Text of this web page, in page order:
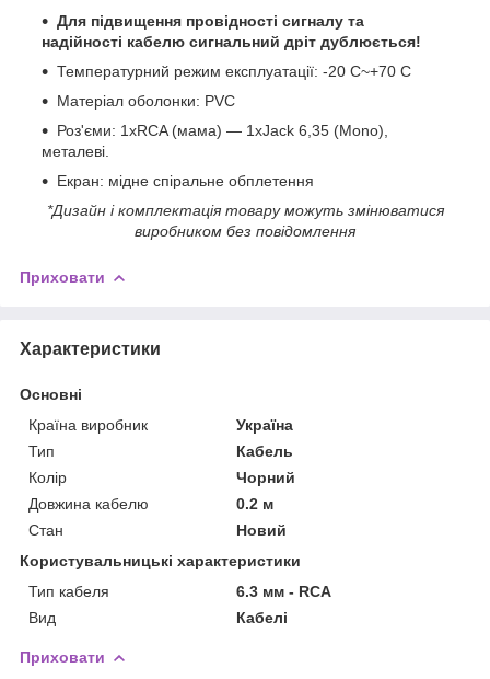
Для підвищення провідності сигналу та
надійності кабелю сигнальний дріт дублюється!
Температурний режим експлуатації: -20 С~+70 С
Матеріал оболонки: PVC
Роз'єми: 1xRCA (мама) — 1xJack 6,35 (Mono),
металеві.
Екран: мідне спіральне обплетення
*Дизайн і комплектація товару можуть змінюватися
виробником без повідомлення
Приховати
Характеристики
Основні
Країна виробник
Україна
Тип
Кабель
Колір
Чорний
Довжина кабелю
0.2 м
Стан
Новий
Користувальницькі характеристики
Тип кабеля
6.3 мм - RCA
Вид
Кабелі
Приховати